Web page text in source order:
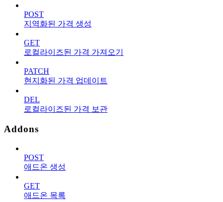
POST
지역화된 가격 생성
GET
로컬라이즈된 가격 가져오기
PATCH
현지화된 가격 업데이트
DEL
로컬라이즈된 가격 보관
Addons
POST
애드온 생성
GET
애드온 목록